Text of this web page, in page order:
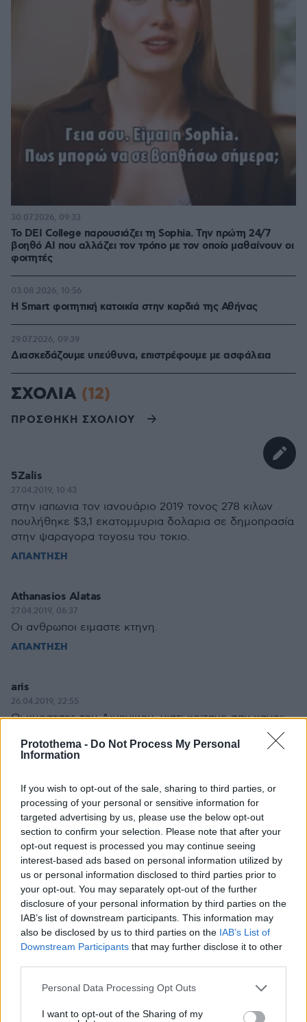
Protothema - Do Not Process My Personal
Information
If you wish to opt-out of the sale, sharing to third parties, or
processing of your personal or sensitive information for
targeted advertising by us, please use the below opt-out
section to confirm your selection. Please note that after your
opt-out request is processed you may continue seeing
interest-based ads based on personal information utilized by
us or personal information disclosed to third parties prior to
your opt-out. You may separately opt-out of the further
disclosure of your personal information by third parties on the
IAB’s list of downstream participants. This information may
also be disclosed by us to third parties on the IAB’s List of
Downstream Participants that may further disclose it to other
Please note that this website/app uses one or more Google
not limited to your visit or usage behaviour. You may click to
Personal Data Processing Opt Outs
I want to opt-out of the Sharing of my
Το DEI College παρουσιάζει τη Sophia. Την πρώτη 24/7
βοηθό AI που αλλάζει τον τρόπο με τον οποίο μαθαίνουν οι
φοιτητές
30.07.2026, 09:33
Η Smart φοιτητική κατοικία στην καρδιά της Αθήνας
03.08.2026, 10:56
Διασκεδάζουμε υπεύθυνα, επιστρέφουμε με ασφάλεια
29.07.2026, 09:39
ΣΧΟΛΙΑ (12)
ΠΡΟΣΘΗΚΗ ΣΧΟΛΙΟΥ
5Zalis
27.04.2019, 10:43
στην ιαπωνια τον ιανουάριο 2019 τονος 278 κιλων
πουλήθηκε $3,1 εκατομμυρια δολαρια σε δημοπρασία
στην ψαραγορα τoyosu του τοκιο.
ΑΠΑΝΤΗΣΗ
Athanasios Alatas
27.04.2019, 06:37
Οι ανθρωποι ειμαστε κτηνη.
ΑΠΑΝΤΗΣΗ
aris
26.04.2019, 22:55
Οι κυρατσεs του Λιμενικου, γιατι κοιτανε σαν χανοι;
ΑΠΑΝΤΗΣΗ
26.04.2019, 20:44
το συγκεκριμένο ειδος blue fin tuna ειναι
απειλουμενο με εξαφανιση και οι καφροι χαιρονται
για τα ευρω που θα παρουν σημερα ενω σε λιγα
χρονια θα το βλεπουν μονο σε φωτογραφιες και θα
ΑΠΑΝΤΗΣΗ
Γιώργης
26.04.2019, 23:42
Το αγκίστρι δεν κάνει επιλογές. Άσε που κάνει
όσο το αμάξι σου. Αν είναι έτσι και στην δουλειά